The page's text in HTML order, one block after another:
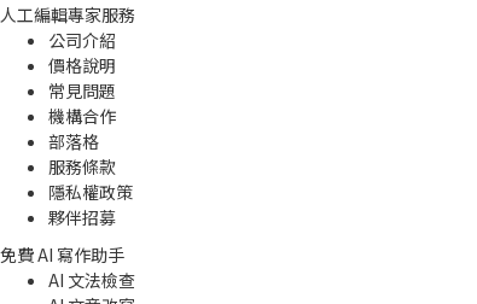
人工編輯專家服務
公司介紹
價格說明
常見問題
機構合作
部落格
服務條款
隱私權政策
夥伴招募
免費 AI 寫作助手
AI 文法檢查